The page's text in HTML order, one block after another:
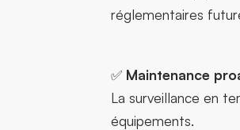
réglementaires
✅ Maintenance
La surveillance en
équipements.